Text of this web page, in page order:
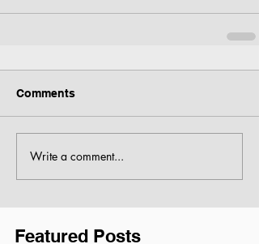
Comments
Write a comment...
Featured Posts